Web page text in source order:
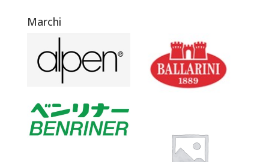
Marchi